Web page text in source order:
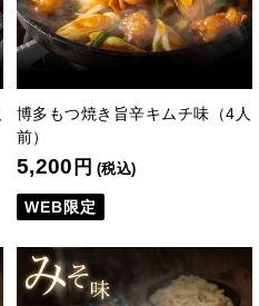
博多もつ焼き旨辛キムチ味（4人
前）
5,200 円 (税込)
WEB限定